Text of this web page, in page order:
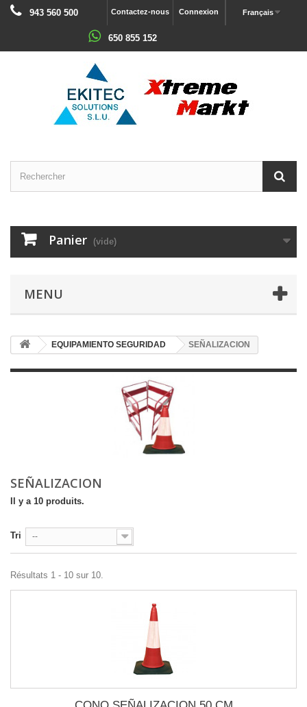
Français
Connexion
Contactez-nous
943 560 500
650 855 152
Panier (vide)
MENU
EQUIPAMIENTO SEGURIDAD SEÑALIZACION
SEÑALIZACION
Il y a 10 produits.
Tri --
Résultats 1 - 10 sur 10.